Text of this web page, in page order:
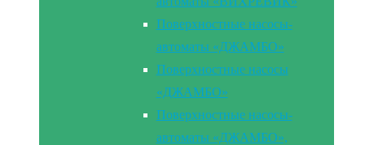
Поверхностные насосы-
автоматы «ДЖАМБО»
Поверхностные насосы
«ДЖАМБО»
Поверхностные насосы-
автоматы «ДЖАМБО»,